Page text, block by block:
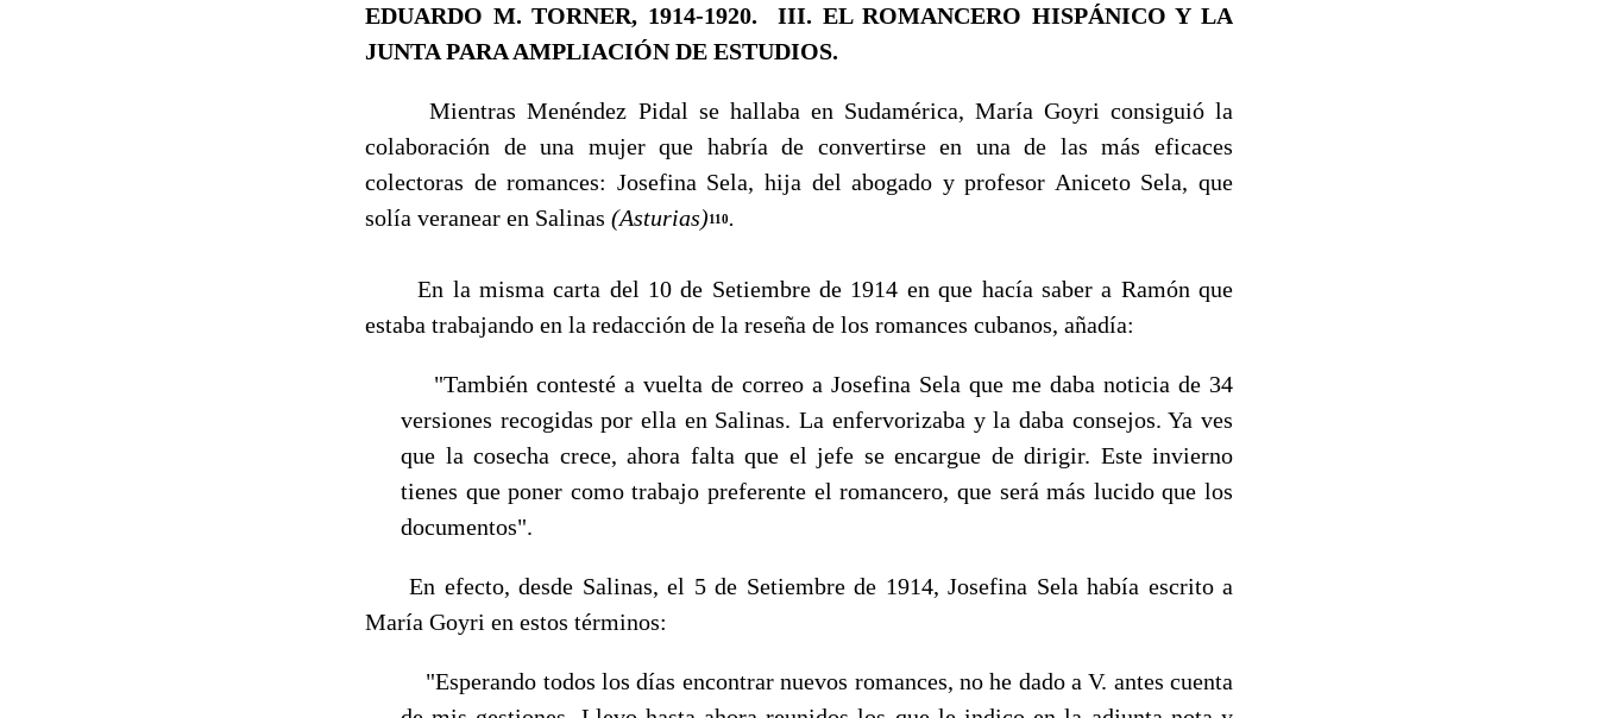
EDUARDO M. TORNER, 1914-1920.
III. EL ROMANCERO HISPÁNICO Y LA
JUNTA PARA AMPLIACIÓN DE ESTUDIOS.
Mientras Menéndez Pidal se hallaba en Sudamérica, María Goyri consiguió la
colaboración de una mujer que habría de convertirse en una de las más eficaces
colectoras de romances: Jo­sefina Sela, hija del abogado y profesor Aniceto Sela, que
solía veranear en Salinas (Asturias)110.
En la misma carta del 10 de Setiembre de 1914 en que hacía saber a Ramón que
estaba traba­jando en la redacción de la reseña de los romances cubanos, añadía:
"También contesté a vuelta de correo a Josefina Sela que me daba noticia de 34
versiones recogidas por ella en Salinas. La enfervorizaba y la daba consejos. Ya ves
que la cosecha crece, ahora falta que el jefe se encargue de dirigir. Este invierno
tienes que poner como trabajo pre­ferente el romancero, que será más lucido que los
documentos".
En efecto, desde Salinas, el 5 de Setiembre de 1914, Josefina Sela había escrito a
María Goyri en estos términos:
"Esperando todos los días encontrar nuevos romances, no he dado a V. antes cuenta